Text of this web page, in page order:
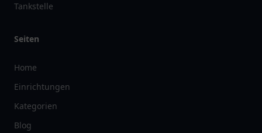
Tankstelle
Seiten
Home
Einrichtungen
Kategorien
Blog